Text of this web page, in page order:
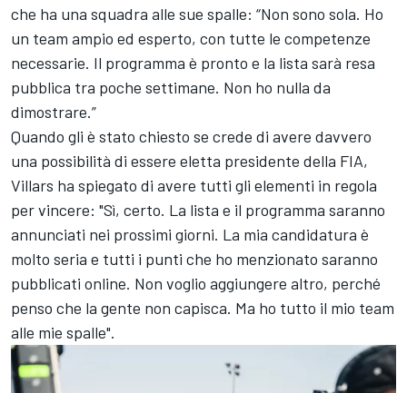
che ha una squadra alle sue spalle: “Non sono sola. Ho
un team ampio ed esperto, con tutte le competenze
necessarie. Il programma è pronto e la lista sarà resa
pubblica tra poche settimane. Non ho nulla da
dimostrare.”
Quando gli è stato chiesto se crede di avere davvero
una possibilità di essere eletta presidente della FIA,
Villars ha spiegato di avere tutti gli elementi in regola
per vincere: "Sì, certo. La lista e il programma saranno
annunciati nei prossimi giorni. La mia candidatura è
molto seria e tutti i punti che ho menzionato saranno
pubblicati online. Non voglio aggiungere altro, perché
penso che la gente non capisca. Ma ho tutto il mio team
alle mie spalle".